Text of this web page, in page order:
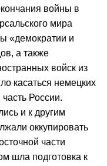
войны в
мира
«демократии и
а также
войск из
касаться немецких
России.
и к другим
оккупировать
части
шла подготовка к